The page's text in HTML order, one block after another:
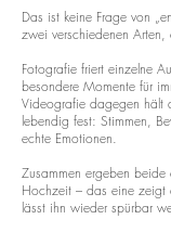
Das ist keine Frage von
zwei verschiedenen Arten,
Fotografie friert einzelne
besondere Momente für
Videografie dagegen hält
lebendig fest: Stimmen,
echte Emotionen.
Zusammen ergeben
Hochzeit – das eine
lässt ihn wieder spürbar